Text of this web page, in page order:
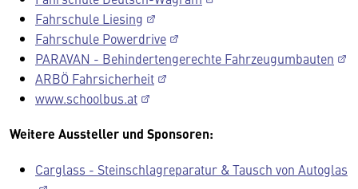
Fahrschule Liesing
Fahrschule Powerdrive
PARAVAN - Behindertengerechte Fahrzeugumbauten
ARBÖ Fahrsicherheit
www.schoolbus.at
Weitere Aussteller und Sponsoren:
Carglass - Steinschlagreparatur & Tausch von Autoglas